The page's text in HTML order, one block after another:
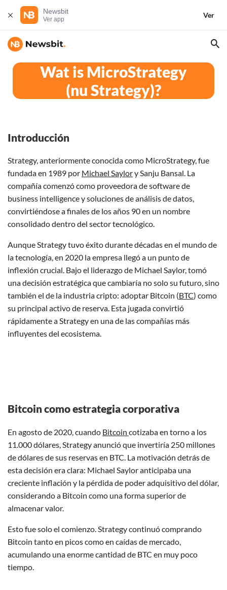
Newsbit
Ver app
Ver
Wat is MicroStrategy
(nu Strategy)?
Introducción
Strategy, anteriormente conocida como MicroStrategy, fue
fundada en 1989 por Michael Saylory Sanju Bansal. La
compañía comenzó como proveedora de software de
business intelligence y soluciones de análisis de datos,
convirtiéndose a finales de los años 90 en un nombre
consolidado dentro del sector tecnológico.
Aunque Strategy tuvo éxito durante décadas en el mundo de
la tecnología, en 2020 la empresa llegó a un punto de
inflexión crucial. Bajo el liderazgo de Michael Saylor, tomó
una decisión estratégica que cambiaría no solo su futuro, sino
también el de la industria cripto: adoptar Bitcoin (BTC) como
su principal activo de reserva. Esta jugada convirtió
rápidamente a Strategy en una de las compañías más
influyentes del ecosistema.
Bitcoin como estrategia corporativa
En agosto de 2020, cuando Bitcoin cotizaba en torno a los
11.000 dólares, Strategy anunció que invertiría 250 millones
de dólares de sus reservas en BTC. La motivación detrás de
esta decisión era clara: Michael Saylor anticipaba una
creciente inflación y la pérdida de poder adquisitivo del dólar,
considerando a Bitcoin como una forma superior de
almacenar valor.
Esto fue solo el comienzo. Strategy continuó comprando
Bitcoin tanto en picos como en caídas de mercado,
acumulando una enorme cantidad de BTC en muy poco
tiempo.